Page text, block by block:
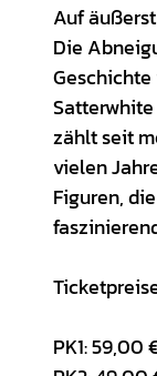
Auf
Die
zählt seit
vielen
Figuren,
PK1: 59,00